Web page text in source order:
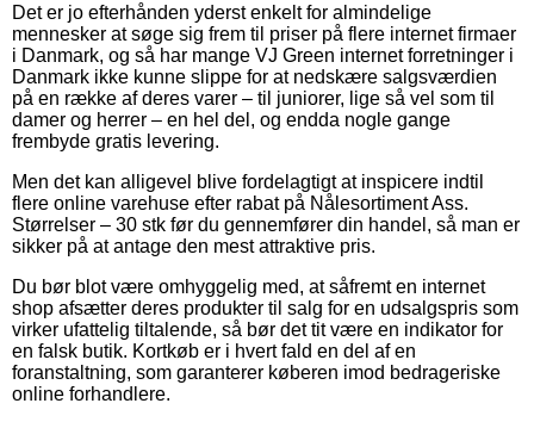
Det er jo efterhånden yderst enkelt for almindelige
mennesker at søge sig frem til priser på flere internet firmaer
i Danmark, og så har mange VJ Green internet forretninger i
Danmark ikke kunne slippe for at nedskære salgsværdien
på en række af deres varer – til juniorer, lige så vel som til
damer og herrer – en hel del, og endda nogle gange
frembyde gratis levering.
Men det kan alligevel blive fordelagtigt at inspicere indtil
flere online varehuse efter rabat på Nålesortiment Ass.
Størrelser – 30 stk før du gennemfører din handel, så man er
sikker på at antage den mest attraktive pris.
Du bør blot være omhyggelig med, at såfremt en internet
shop afsætter deres produkter til salg for en udsalgspris som
virker ufattelig tiltalende, så bør det tit være en indikator for
en falsk butik. Kortkøb er i hvert fald en del af en
foranstaltning, som garanterer køberen imod bedrageriske
online forhandlere.